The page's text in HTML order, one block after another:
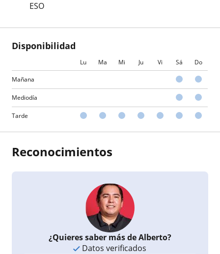
ESO
Disponibilidad
Lu Ma Mi Ju Vi Sá Do
Mañana
Mediodía
Tarde
Reconocimientos
¿Quieres saber más de Alberto?
Datos verificados